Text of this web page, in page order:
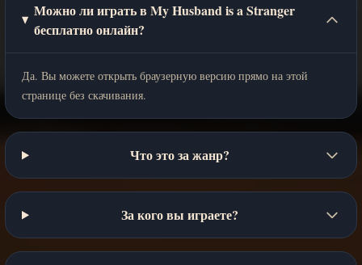
Можно ли играть в My Husband is a Stranger
бесплатно онлайн?
Да. Вы можете открыть браузерную версию прямо на этой
странице без скачивания.
Что это за жанр?
За кого вы играете?